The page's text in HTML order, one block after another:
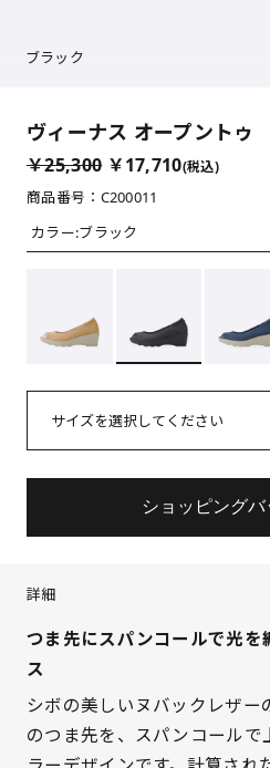
ブラック
ヴィーナス オープントゥ
￥25,300 ￥17,710(税込)
商品番号：C200011
カラー:ブラック
サイズを選択してください
ショッピング
詳細
つま先にスパンコールで光を
ス
シボの美しいヌバックレザー
のつま先を、スパンコールで